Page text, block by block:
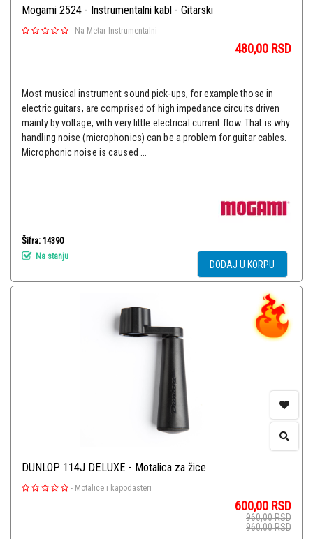
Mogami 2524 - Instrumentalni kabl - Gitarski
- Na Metar Instrumentalni
480,00 RSD
Most musical instrument sound pick-ups, for example those in
electric guitars, are comprised of high impedance circuits driven
mainly by voltage, with very little electrical current flow. That is why
handling noise (microphonics) can be a problem for guitar cables.
Microphonic noise is caused ...
Šifra: 14390
Na stanju
DODAJ U KORPU
DUNLOP 114J DELUXE - Motalica za žice
- Motalice i kapodasteri
600,00 RSD
960,00RSD
960,00RSD